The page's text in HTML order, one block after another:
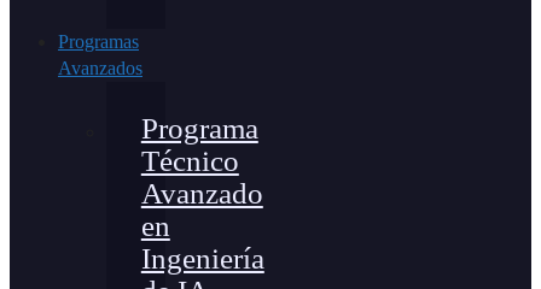
Programas
Avanzados
Programa
Técnico
Avanzado
en
Ingeniería